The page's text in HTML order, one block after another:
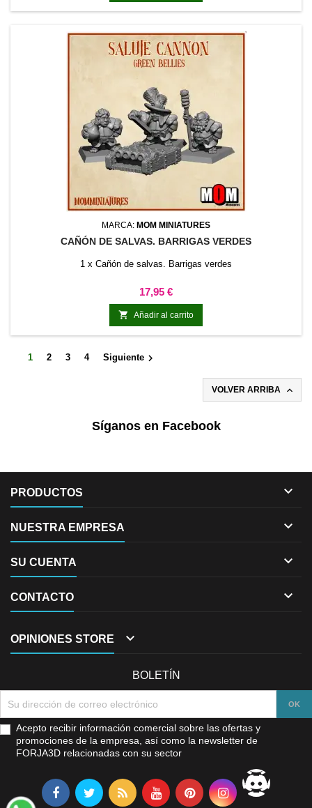
MARCA: MOM MINIATURES
CAÑÓN DE SALVAS. BARRIGAS VERDES
1 x Cañón de salvas. Barrigas verdes
Precio
17,95 €
 Añadir al carrito
1 2 3 4 Siguiente 
VOLVER ARRIBA 
Síganos en Facebook
PRODUCTOS 
NUESTRA EMPRESA 
SU CUENTA 
CONTACTO 
OPINIONES STORE 
BOLETÍN
Acepto recibir información comercial sobre las ofertas y
promociones de la empresa, así como la newsletter de
FORJA3D relacionadas con su sector